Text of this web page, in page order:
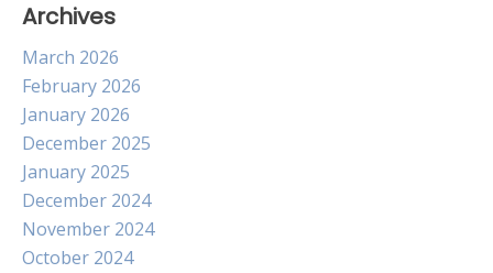
Archives
March 2026
February 2026
January 2026
December 2025
January 2025
December 2024
November 2024
October 2024